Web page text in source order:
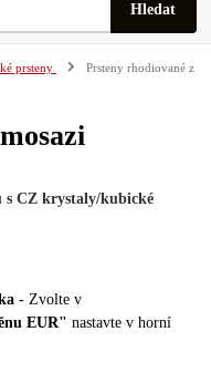
Hledat
prsteny
Prsteny rhodiované z
s CZ krystaly/kubické
-Zvolte v
EUR"nastavte v horní